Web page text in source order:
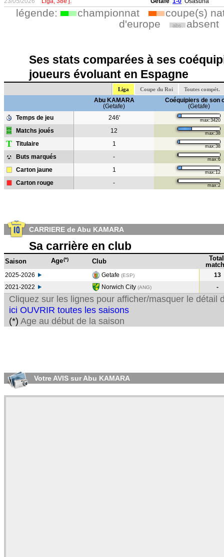
légende: championnat
coupe(s)
d'europe
abs. absent
Ses stats comparées à ses
joueurs évoluant en Espagne
Liga Coupe du Roi Toutes compét.
Abu KAMARA
(Getafe)
Coéquipiers de son
(Getafe)
Temps de jeu
246' max:3420
Matchs joués 12 max:38
T Titulaire 1 max:38
Buts marqués - max:6
Carton jaune 1 max:12
Carton rouge - max:2
CARRIERE de Abu KAMARA
Sa carrière en club
Saison Age(*) Club
Total
2025-2026 Getafe (ESP)
13
2021-2022
Norwich City (ANG) -
Cliquez sur les lignes pour afficher/masquer le détail
ici OUVRIR toutes les saisons
(*) Age au début de la saison
Votre AVIS sur Abu KAMARA